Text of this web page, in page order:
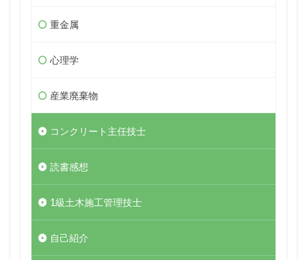
重金属
心理学
産業廃棄物
コンクリート主任技士
読書感想
1級土木施工管理技士
自己紹介